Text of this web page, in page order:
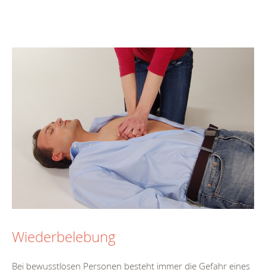
Wiederbelebung
Bei bewusstlosen Personen besteht immer die Gefahr eines